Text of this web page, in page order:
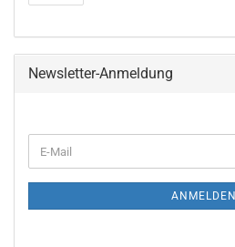
Newsletter-Anmeldung
E-
Mail
ANMELDEN